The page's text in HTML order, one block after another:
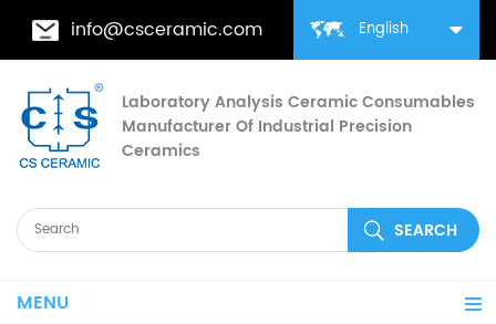
English
info@csceramic.com
Laboratory Analysis Ceramic Consumables
Manufacturer Of Industrial Precision
Ceramics
MENU